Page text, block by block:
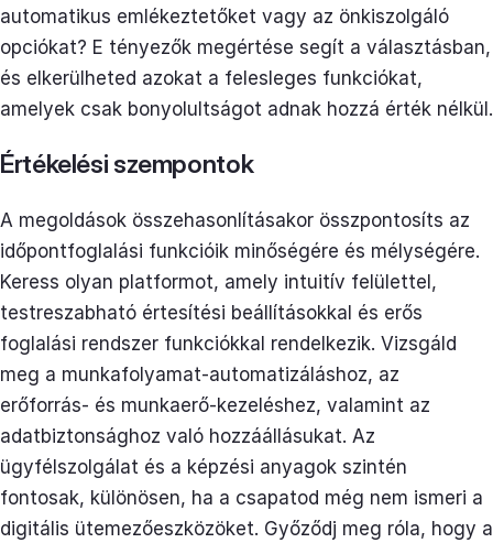
automatikus emlékeztetőket vagy az önkiszolgáló
opciókat? E tényezők megértése segít a választásban,
és elkerülheted azokat a felesleges funkciókat,
amelyek csak bonyolultságot adnak hozzá érték nélkül.
Értékelési szempontok
A megoldások összehasonlításakor összpontosíts az
időpontfoglalási funkcióik minőségére és mélységére.
Keress olyan platformot, amely intuitív felülettel,
testreszabható értesítési beállításokkal és erős
foglalási rendszer funkciókkal rendelkezik. Vizsgáld
meg a munkafolyamat-automatizáláshoz, az
erőforrás- és munkaerő-kezeléshez, valamint az
adatbiztonsághoz való hozzáállásukat. Az
ügyfélszolgálat és a képzési anyagok szintén
fontosak, különösen, ha a csapatod még nem ismeri a
digitális ütemezőeszközöket. Győződj meg róla, hogy a